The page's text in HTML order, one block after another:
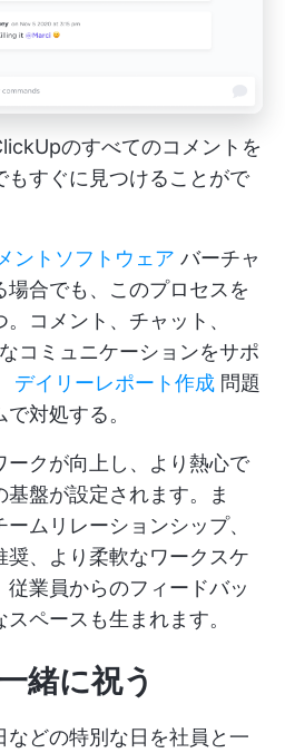
のすべてのコメントを
もすぐに見つけることがで
ントソフトウェア バーチャ
場合でも、このプロセスを
コメント、チャット、
コミュニケーションをサポ
デイリーレポート作成 問題
対処する。
ークが向上し、より熱心で
盤が設定されます。ま
ムリレーションシップ、
奨、より柔軟なワークスケ
従業員からのフィードバッ
ペースも生まれます。
緒に祝う
どの特別な日を社員と一